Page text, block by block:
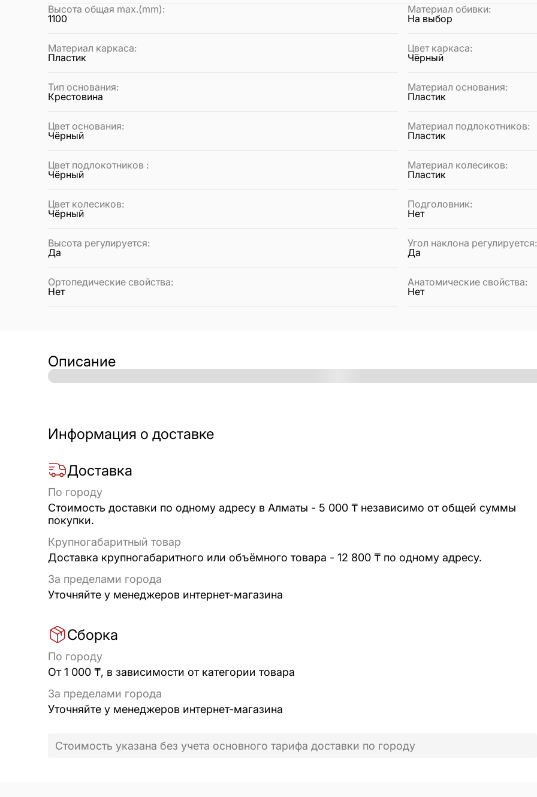
Высота общая max.(mm):
1100
Материал обивки:
На выбор
Материал каркаса:
Пластик
Цвет каркаса:
Чёрный
Тип основания:
Крестовина
Материал основания:
Пластик
Цвет основания:
Чёрный
Материал подлокотников:
Пластик
Цвет подлокотников :
Чёрный
Материал колесиков:
Пластик
Цвет колесиков:
Чёрный
Подголовник:
Нет
Высота регулируется:
Да
Угол наклона регулируется
Да
Ортопедические свойства:
Нет
Анатомические свойства:
Нет
Описание
Информация о доставке
Доставка
По городу
Стоимость доставки по одному адресу в Алматы - 5 000 ₸ независимо от общей суммы
покупки.
Крупногабаритный товар
Доставка крупногабаритного или объёмного товара - 12 800 ₸ по одному адресу.
За пределами города
Уточняйте у менеджеров интернет-магазина
Сборка
По городу
От 1 000 ₸, в зависимости от категории товара
За пределами города
Уточняйте у менеджеров интернет-магазина
Стоимость указана без учета основного тарифа доставки по городу